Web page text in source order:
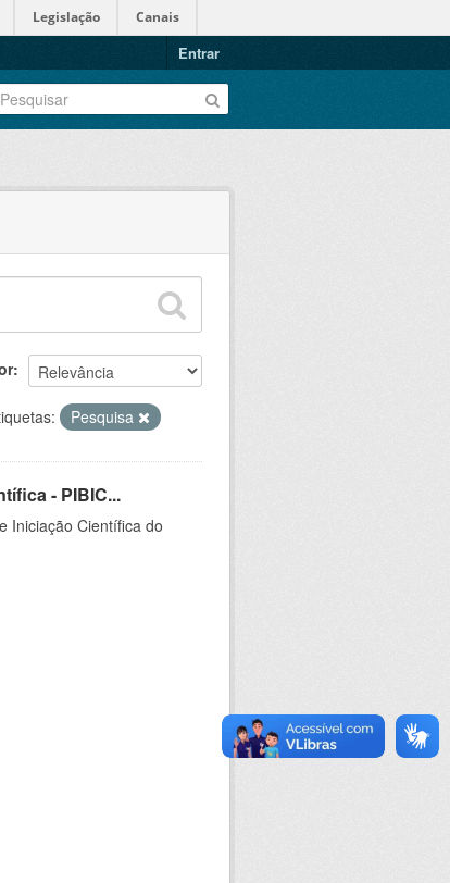
Legislação Canais
Entrar
Pesquisa
- PIBIC...
Iniciação Científica do